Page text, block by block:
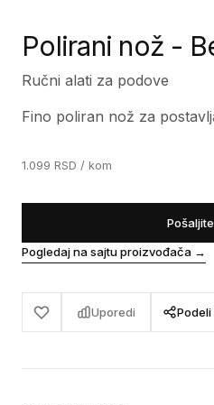
Polirani nož -
Ručni alati za podove
Fino poliran nož za
1.099 RSD / kom
Pogledaj na sajtu proizvođača →
Uporedi Podeli